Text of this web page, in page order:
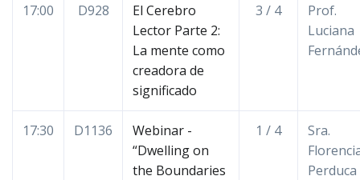
17:00 D928
El Cerebro
Lector Parte 2:
La mente como
creadora de
significado
3 / 4
Prof.
Luciana
17:30 D1136
Webinar -
“Dwelling on
the Boundaries
1 / 4
Sra.
Perduca